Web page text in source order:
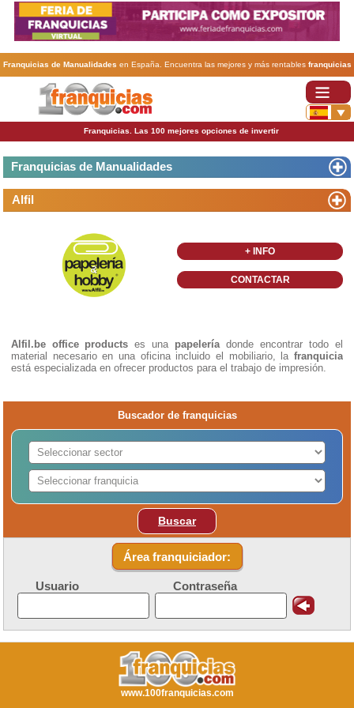
Franquicias de Manualidades en España. Encuentra las mejores y más rentables franquicias
de Manualidades. Abre tu negocio a través de una franquicia barata, rentable y segura.
Franquicias. Las 100 mejores opciones de invertir
Franquicias de Manualidades
Alfil
+ INFO
CONTACTAR
Alfil.be office products es una papelería donde encontrar todo el
material necesario en una oficina incluido el mobiliario, la franquicia
está especializada en ofrecer productos para el trabajo de impresión.
Buscador de franquicias
Buscar
Área franquiciador:
Usuario Contraseña
www.100franquicias.com